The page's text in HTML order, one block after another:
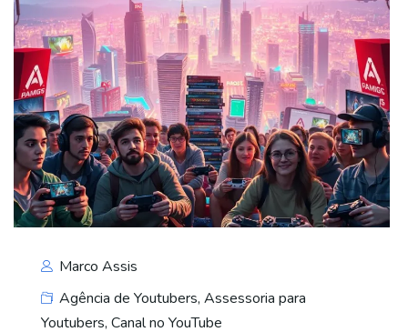
Marco Assis
Agência de Youtubers, Assessoria para
Youtubers, Canal no YouTube